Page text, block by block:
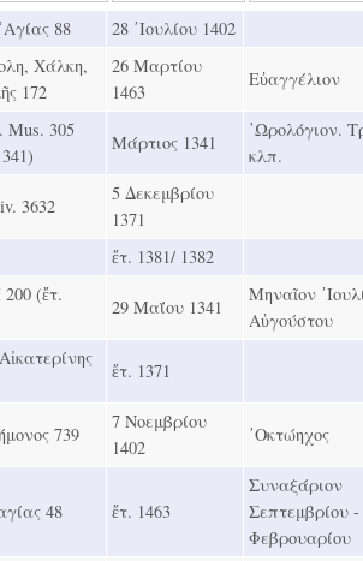
88
28 ᾿Ιουλίου 1402
Χάλκη,
172
26 Μαρτίου
1463
Εὐαγγέλιον
Mus. 305
Μάρτιος 1341
῾Ωρολόγιον.
κλπ.
3632
5 Δεκεμβρίου
1371
ἔτ. 1381/ 1382
(ἔτ.
29 Μαΐου 1341
Μηναῖον
Αὐγούστου
ἔτ. 1371
739
7 Νοεμβρίου
1402
᾿Οκτώηχος
48 ἔτ. 1463
Συναξάριον
Σεπτεμβρίου -
Φεβρουαρίου